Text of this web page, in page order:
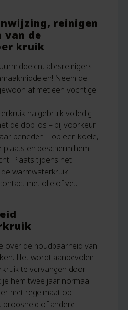
reinigen
van de
kruik
allesreinigers
Neem de
af met een vochtige
na gebruik volledig
de dop los – bij voorkeur
beneden – op een koele,
en bescherm hem
Plaats tijdens het
warmwaterkruik.
met olie of vet.
over de houdbaarheid van
Het wordt aanbevolen
te vervangen door
hem twee jaar normaal
met regelmaat op
broosheid of andere